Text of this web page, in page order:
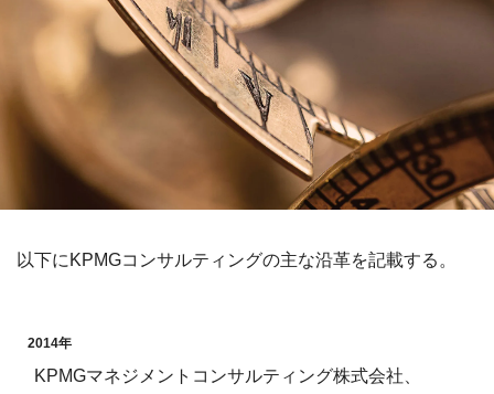
以下にKPMGコンサルティングの主な沿革を記載する。
2014年
KPMGマネジメントコンサルティング株式会社、